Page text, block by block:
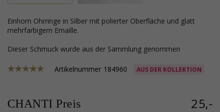
Einhorn Ohrringe in Silber mit polierter Oberfläche und glatt
mehrfarbigem Emaille.
Dieser Schmuck wurde aus der Sammlung genommen
Artikelnummer 184960 AUS DER KOLLEKTION
CHANTI Preis 25,-